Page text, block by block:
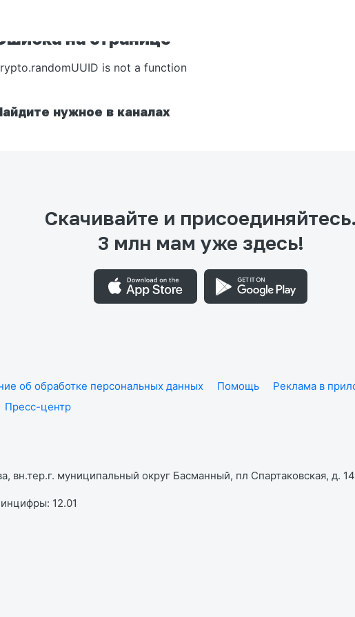
на странице
is not a function
нужное в каналах
Скачивайте и присоединяйтесь.
3 млн мам уже здесь!
об обработке персональных данных Помощь Реклама в
Пресс-центр
вн.тер.г. муниципальный округ Басманный, пл Спартаковская, д.
12.01